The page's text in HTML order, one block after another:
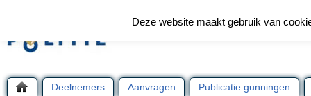
Deelnemers Aanvragen Publicatie gunningen
Deze website maakt gebruik van